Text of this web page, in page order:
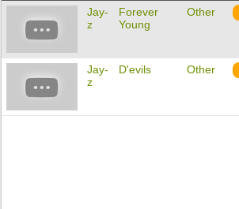
Jay-
z
Forever
Young
Other
Jay-
z
D'evils Other